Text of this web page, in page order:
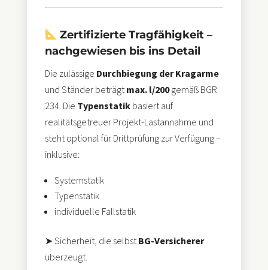
Zertifizierte Tragfähigkeit –
nachgewiesen bis ins Detail
Die zulässige Durchbiegung der Kragarme
und Ständer beträgt max. l/200gemäß BGR
234. Die Typenstatikbasiert auf
realitätsgetreuer Projekt-Lastannahme und
steht optional für Drittprüfung zur Verfügung –
inklusive:
Systemstatik
Typenstatik
individuelle Fallstatik
➤ Sicherheit, die selbst BG-Versicherer
überzeugt.